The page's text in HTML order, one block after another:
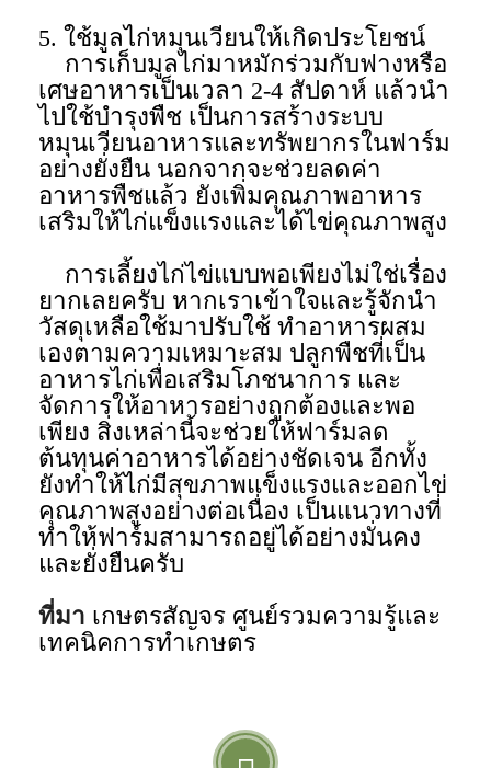
5. ใช้มูลไก่หมุนเวียนให้เกิดประโยชน์
การเก็บมูลไก่มาหมักร่วมกับฟางหรือ
เศษอาหารเป็นเวลา 2-4 สัปดาห์ แล้วนำ
ไปใช้บำรุงพืช เป็นการสร้างระบบ
หมุนเวียนอาหารและทรัพยากรในฟาร์ม
อย่างยั่งยืน นอกจากจะช่วยลดค่า
อาหารพืชแล้ว ยังเพิ่มคุณภาพอาหาร
เสริมให้ไก่แข็งแรงและได้ไข่คุณภาพสูง
การเลี้ยงไก่ไข่แบบพอเพียงไม่ใช่เรื่อง
ยากเลยครับ หากเราเข้าใจและรู้จักนำ
วัสดุเหลือใช้มาปรับใช้ ทำอาหารผสม
เองตามความเหมาะสม ปลูกพืชที่เป็น
อาหารไก่เพื่อเสริมโภชนาการ และ
จัดการให้อาหารอย่างถูกต้องและพอ
เพียง สิ่งเหล่านี้จะช่วยให้ฟาร์มลด
ต้นทุนค่าอาหารได้อย่างชัดเจน อีกทั้ง
ยังทำให้ไก่มีสุขภาพแข็งแรงและออกไข่
คุณภาพสูงอย่างต่อเนื่อง เป็นแนวทางที่
ทำให้ฟาร์มสามารถอยู่ได้อย่างมั่นคง
และยั่งยืนครับ
ที่มา เกษตรสัญจร ศูนย์รวมความรู้และ
เทคนิคการทำเกษตร